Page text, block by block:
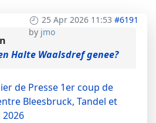
25 Apr 2026 11:53 #6191
by jmo
Halte Waalsdref genee?
de Presse 1er coup de
Bleesbruck, Tandel et